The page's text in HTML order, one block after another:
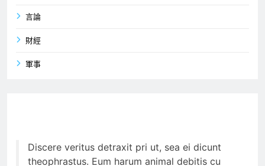
言論
財經
軍事
Discere veritus detraxit pri ut, sea ei dicunt
theophrastus. Eum harum animal debitis cu